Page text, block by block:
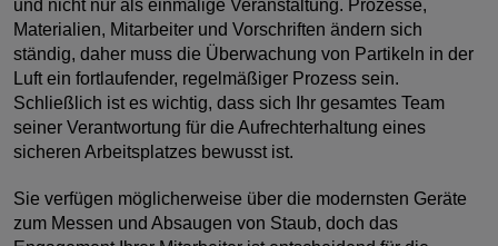
und nicht nur als einmalige Veranstaltung. Prozesse,
Materialien, Mitarbeiter und Vorschriften ändern sich
ständig, daher muss die Überwachung von Partikeln in der
Luft ein fortlaufender, regelmäßiger Prozess sein.
Schließlich ist es wichtig, dass sich Ihr gesamtes Team
seiner Verantwortung für die Aufrechterhaltung eines
sicheren Arbeitsplatzes bewusst ist.
Sie verfügen möglicherweise über die modernsten Geräte
zum Messen und Absaugen von Staub, doch das